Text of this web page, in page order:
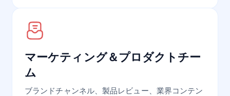
マーケティング＆プロダクトチー
ム
ブランドチャンネル、製品レビュー、業界コンテン